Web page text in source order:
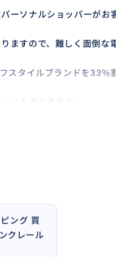
ーソナルショッパーがお
ますので、難しく面倒な
スタイルブランドを33％
ます。
い。
ング 買
クレール
リー グッ